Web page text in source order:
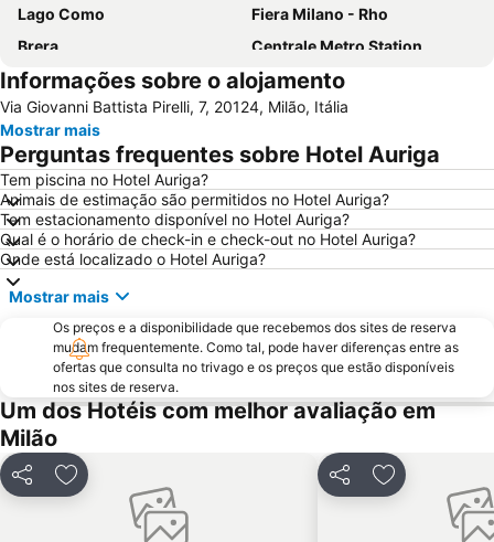
Lago Como
Fiera Milano - Rho
Brera
Centrale Metro Station
Aeroporto Orio al Serio
Navigli
Cidade Alta de Bérgamo
Stazione di Bergamo
San Siro
Stazione Porta Garibaldi
Lampugnano Metro Station
Teatro alla Scala
San Siro Stadio Metro Station
Autodromo Nazionale Monza
Cadorna – Triennale Metro Station
Porta Romana
Porta Garibaldi
Porta Venezia
Galeria Vittorio Emanuele II
FieraMilano
Lampugnano
Museo del Duomo di Milano
Funicolare di Città Alta
Teatro Sociale Como
Garibaldi Metro Station
Boccaleone
Via Montenapoleone
San Siro Ippodromo Metro Station
Castelo Sforzeco
Stazione Milano Lambrate
Informações sobre o alojamento
Via Giovanni Battista Pirelli, 7, 20124, Milão, Itália
Mostrar mais
Perguntas frequentes sobre Hotel Auriga
Tem piscina no Hotel Auriga?
Animais de estimação são permitidos no Hotel Auriga?
Tem estacionamento disponível no Hotel Auriga?
Qual é o horário de check-in e check-out no Hotel Auriga?
Onde está localizado o Hotel Auriga?
Mostrar mais
Os preços e a disponibilidade que recebemos dos sites de reserva
mudam frequentemente. Como tal, pode haver diferenças entre as
ofertas que consulta no trivago e os preços que estão disponíveis
nos sites de reserva.
Um dos Hotéis com melhor avaliação em
Milão
PartilharAdicionar aos favoritos PartilharAdicionar